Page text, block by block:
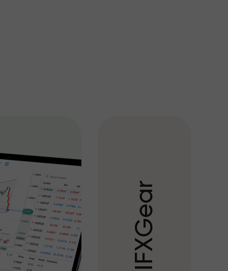
I
F
X
G
e
a
r